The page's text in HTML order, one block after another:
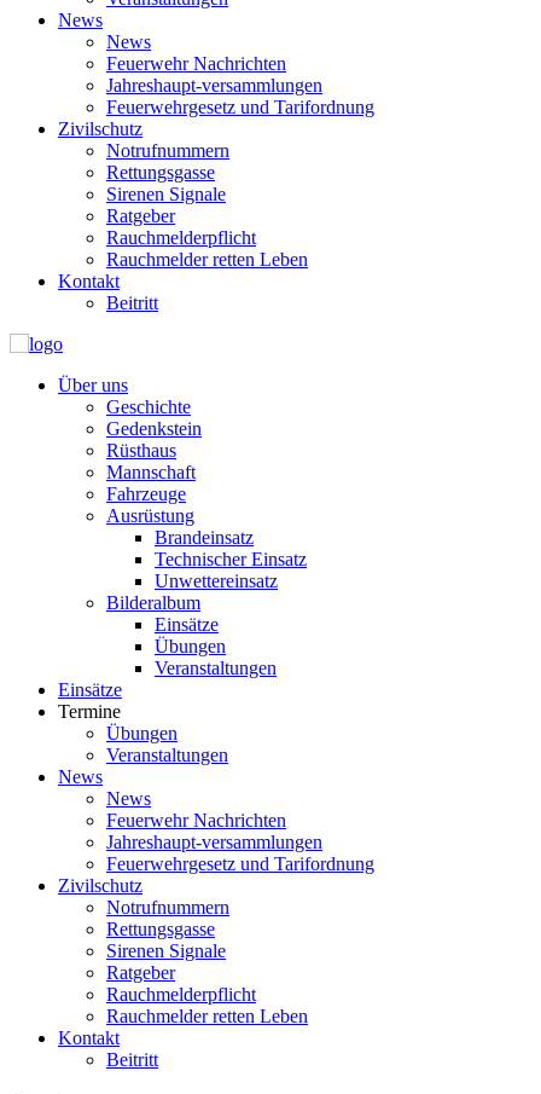
News
News
Feuerwehr Nachrichten
Jahreshaupt-versammlungen
Feuerwehrgesetz und Tarifordnung
Zivilschutz
Notrufnummern
Rettungsgasse
Sirenen Signale
Ratgeber
Rauchmelderpflicht
Rauchmelder retten Leben
Kontakt
Beitritt
Über uns
Geschichte
Gedenkstein
Rüsthaus
Mannschaft
Fahrzeuge
Ausrüstung
Brandeinsatz
Technischer Einsatz
Unwettereinsatz
Bilderalbum
Einsätze
Übungen
Veranstaltungen
Einsätze
Termine
Übungen
Veranstaltungen
News
News
Feuerwehr Nachrichten
Jahreshaupt-versammlungen
Feuerwehrgesetz und Tarifordnung
Zivilschutz
Notrufnummern
Rettungsgasse
Sirenen Signale
Ratgeber
Rauchmelderpflicht
Rauchmelder retten Leben
Kontakt
Beitritt